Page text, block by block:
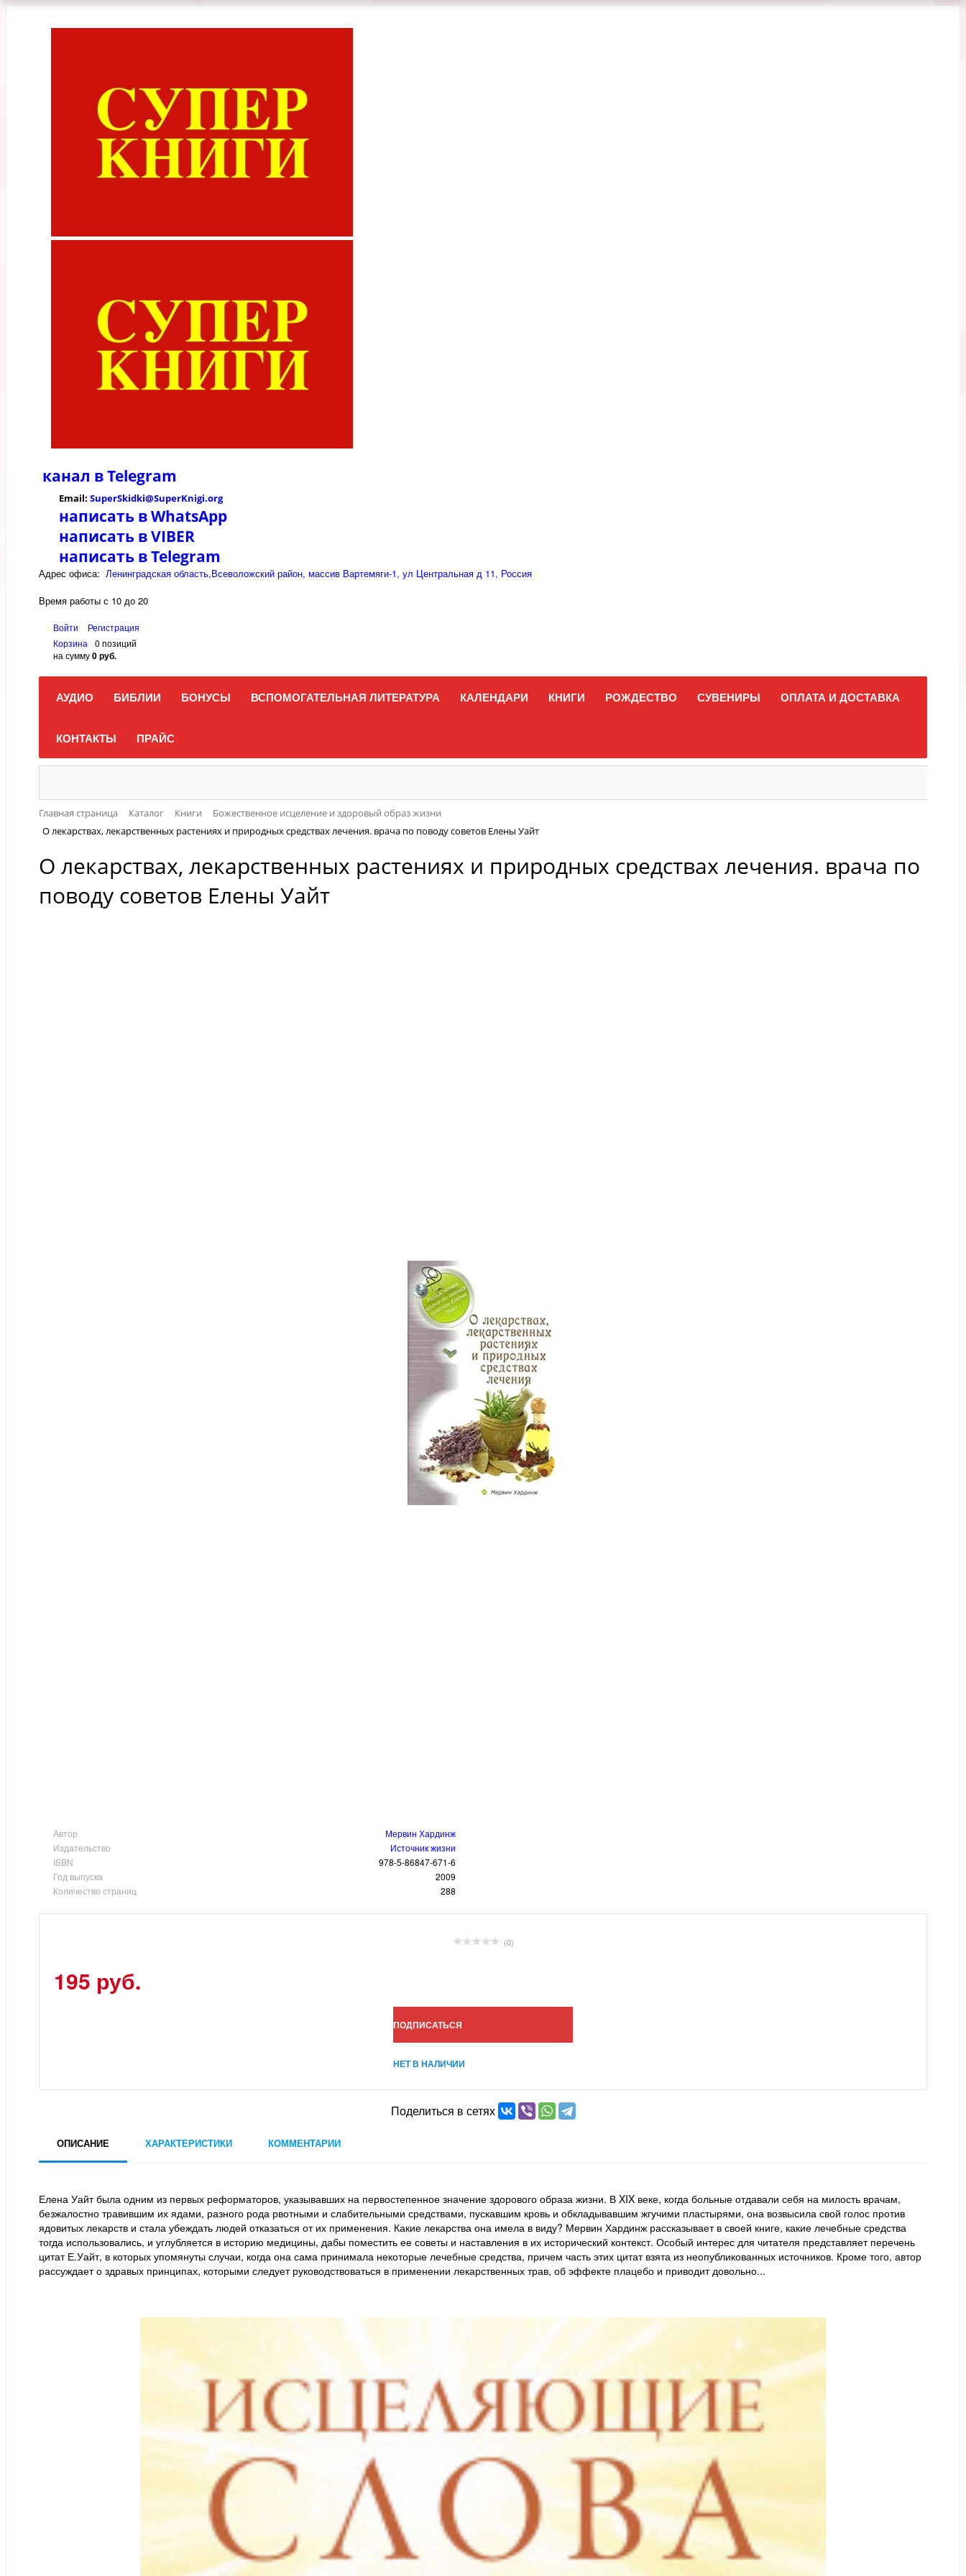
канал вTelegram
Email: SuperSkidki@SuperKnigi.org
написать в WhatsApp
написать в VIBER
написать в Telegram
Адрес офиса: Ленинградская область,Всеволожский район, массив Вартемяги-1, ул Центральная д 11, Россия
Время работы с 10 до 20
Войти
Регистрация
Корзина
0 позиций
на сумму0 руб.
АУДИО БИБЛИИ БОНУСЫ ВСПОМОГАТЕЛЬНАЯ ЛИТЕРАТУРА КАЛЕНДАРИ КНИГИ РОЖДЕСТВО СУВЕНИРЫ ОПЛАТА И ДОСТАВКА
КОНТАКТЫ ПРАЙС
Главная страница Каталог Книги
Божественное исцеление и здоровый образ жизни
О лекарствах, лекарственных растениях и природных средствах лечения. врача по поводу советов Елены Уайт
О лекарствах, лекарственных растениях и природных средствах лечения. врача по
поводу советов Елены Уайт
Автор
Мервин Хардинж
Издательство
Источник жизни
ISBN
978-5-86847-671-6
Год выпуска
2009
Количество страниц
288
(0)
195 руб.
ПОДПИСАТЬСЯ
НЕТ В НАЛИЧИИ
Поделиться в сетях
ОПИСАНИЕ ХАРАКТЕРИСТИКИ КОММЕНТАРИИ
Елена Уайт была одним из первых реформаторов, указывавших на первостепенное значение здорового образа жизни. В XIX веке, когда больные отдавали себя на милость врачам,
безжалостно травившим их ядами, разного рода рвотными и слабительными средствами, пускавшим кровь и обкладывавшим жгучими пластырями, она возвысила свой голос против
ядовитых лекарств и стала убеждать людей отказаться от их применения. Какие лекарства она имела в виду? Мервин Хардинж рассказывает в своей книге, какие лечебные средства
тогда использовались, и углубляется в историю медицины, дабы поместить ее советы и наставления в их исторический контекст. Особый интерес для читателя представляет перечень
цитат Е.Уайт, в которых упомянуты случаи, когда она сама принимала некоторые лечебные средства, причем часть этих цитат взята из неопубликованных источников. Кроме того, автор
рассуждает о здравых принципах, которыми следует руководствоваться в применении лекарственных трав, об эффекте плацебо и приводит довольно...